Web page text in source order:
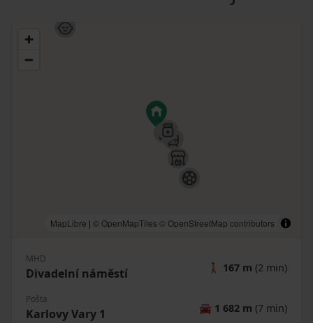
MapLibre | © OpenMapTiles © OpenStreetMap contributors
MHD
Divadelní náměstí 🚶 167 m (2 min)
Pošta
Karlovy Vary 1 🚘 1 682 m (7 min)